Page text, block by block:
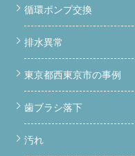
循環ポンプ交換
排水異常
東京都西東京市の事例
歯ブラシ落下
汚れ